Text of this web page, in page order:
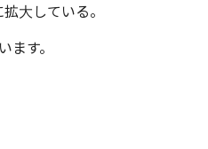
大している。
ます。